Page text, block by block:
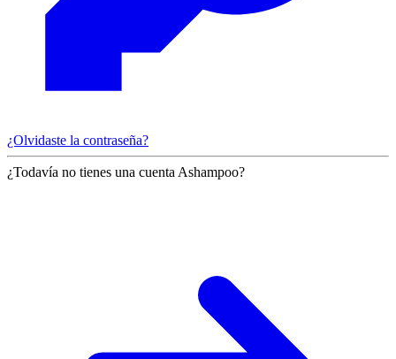
¿Olvidaste la contraseña?
¿Todavía no tienes una cuenta Ashampoo?